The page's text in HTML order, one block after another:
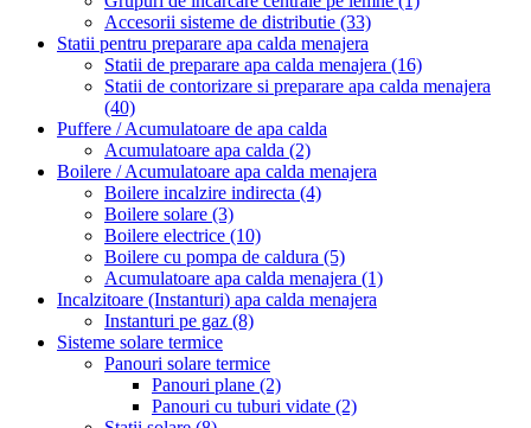
Accesorii sisteme de distributie (33)
Statii pentru preparare apa calda menajera
Statii de preparare apa calda menajera (16)
Statii de contorizare si preparare apa calda menajera
(40)
Puffere / Acumulatoare de apa calda
Acumulatoare apa calda (2)
Boilere / Acumulatoare apa calda menajera
Boilere incalzire indirecta (4)
Boilere solare (3)
Boilere electrice (10)
Boilere cu pompa de caldura (5)
Acumulatoare apa calda menajera (1)
Incalzitoare (Instanturi) apa calda menajera
Instanturi pe gaz (8)
Sisteme solare termice
Panouri solare termice
Panouri plane (2)
Panouri cu tuburi vidate (2)